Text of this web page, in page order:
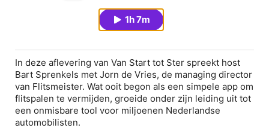
1h 7m
In deze aflevering van Van Start tot Ster spreekt host
Bart Sprenkels met Jorn de Vries, de managing director
van Flitsmeister. Wat ooit begon als een simpele app om
flitspalen te vermijden, groeide onder zijn leiding uit tot
een onmisbare tool voor miljoenen Nederlandse
automobilisten.